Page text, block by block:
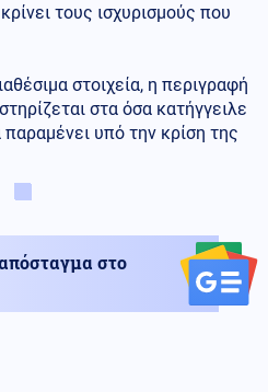
τους ισχυρισμούς που
στοιχεία, η περιγραφή
στα όσα κατήγγειλε
υπό την κρίση της
στο